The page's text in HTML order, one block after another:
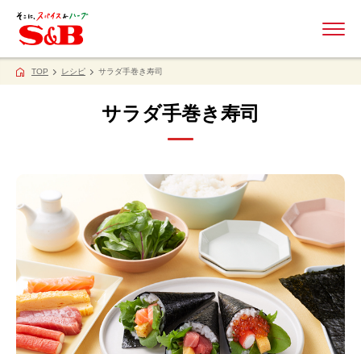
TOP レシピ サラダ手巻き寿司
サラダ手巻き寿司